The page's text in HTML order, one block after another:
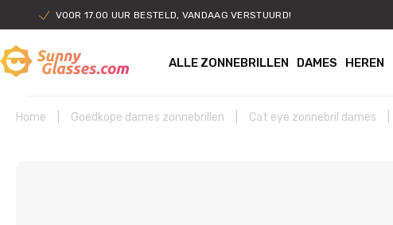
VOOR 17.00 UUR BESTELD, VANDAAG VERSTUURD!
ALLE ZONNEBRILLEN DAMES HEREN
Home Goedkope dames zonnebrillen Cat eye zonnebril dames